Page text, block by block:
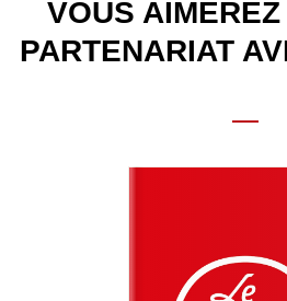
VOUS
PARTENARIAT